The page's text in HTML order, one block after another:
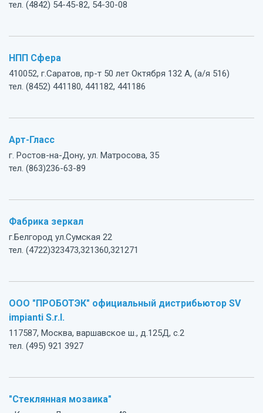
тел. (4842) 54-45-82, 54-30-08
НПП Сфера
410052, г.Саратов, пр-т 50 лет Октября 132 А, (а/я 516)
тел. (8452) 441180, 441182, 441186
Арт-Гласс
г. Ростов-на-Дону, ул. Матросова, 35
тел. (863)236-63-89
Фабрика зеркал
г.Белгород ул.Сумская 22
тел. (4722)323473,321360,321271
ООО "ПРОБОТЭК" официальный дистрибьютор SV
impianti S.r.l.
117587, Москва, варшавское ш., д.125Д, с.2
тел. (495) 921 3927
"Стеклянная мозаика"